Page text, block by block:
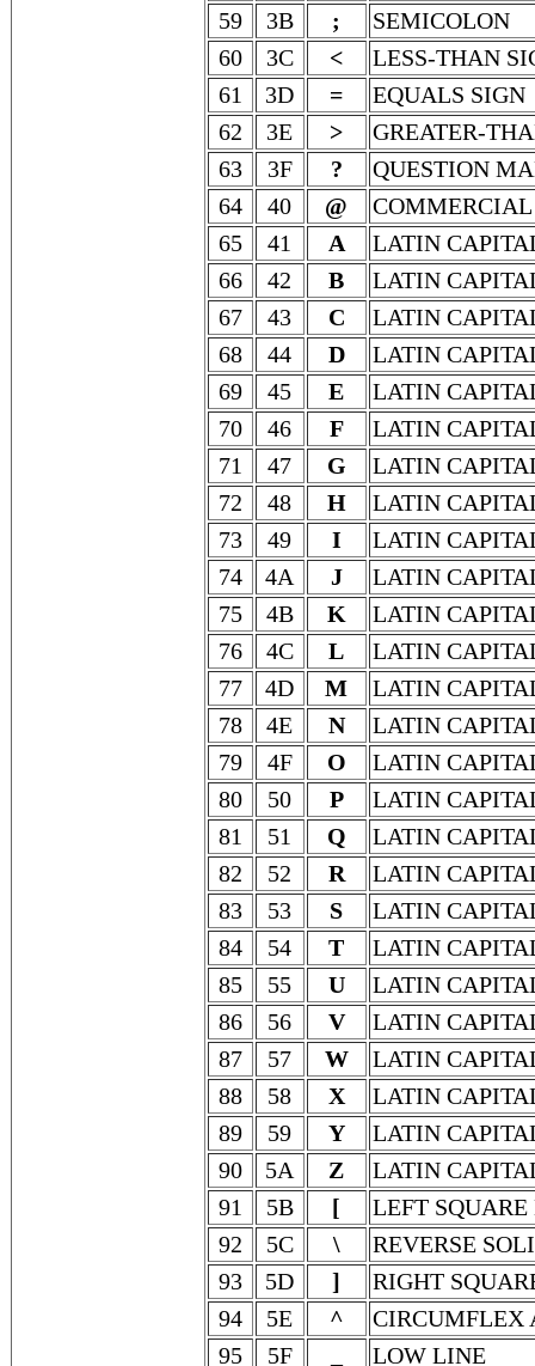
59
3B ;
SEMICOLON
60
3C <
LESS-THAN
61
3D =
EQUALS SIGN
62
3E >
GREATER-
63
3F ?
QUESTION
64
40 @
COMMERCIAL
65
41 A
LATIN
66
42 B
LATIN
67
43 C
LATIN
68
44 D
LATIN
69
45 E
LATIN
70
46 F
LATIN
71
47 G
LATIN
72
48 H
LATIN
73
49 I
LATIN
74
4A J
LATIN
75
4B K
LATIN
76
4C L
LATIN
77
4D M
LATIN
78
4E N
LATIN
79
4F O
LATIN
80
50 P
LATIN
81
51 Q
LATIN
82
52 R
LATIN
83
53 S
LATIN
84
54 T
LATIN
85
55 U
LATIN
86
56 V
LATIN
87
57 W
LATIN
88
58 X
LATIN
89
59 Y
LATIN
90
5A Z
LATIN
91
5B [
LEFT
92
5C \
REVERSE
93
5D ]
RIGHT
94
5E ^
CIRCUMFLEX
95
5F LOW LINE